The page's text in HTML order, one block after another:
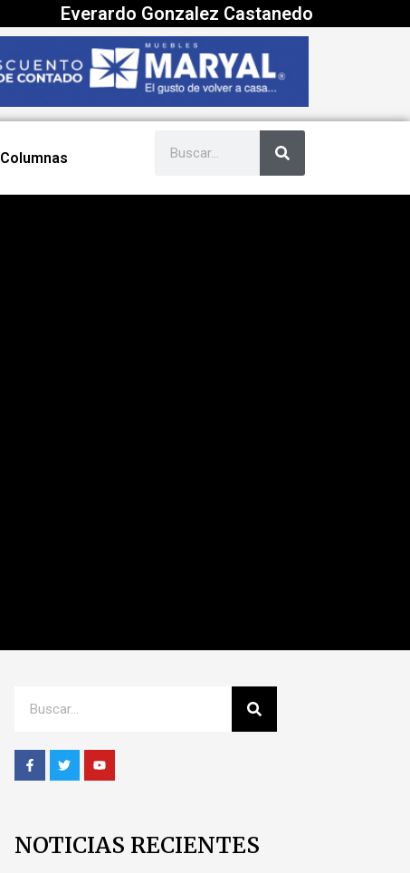
Everardo Gonzalez Castanedo
Columnas
NOTICIAS RECIENTES